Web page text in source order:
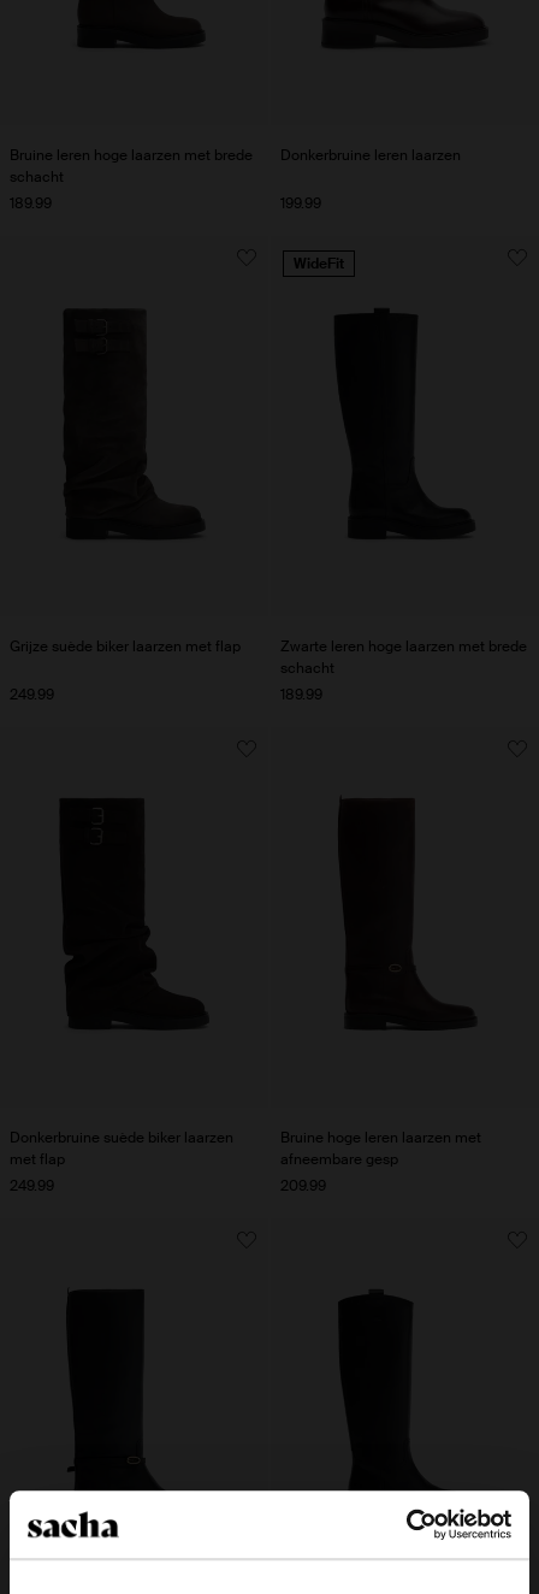
Bruine leren hoge laarzen met brede
schacht
189.99
Donkerbruine leren laarzen
199.99
Grijze suède biker laarzen met flap
249.99
Zwarte leren hoge laarzen met brede
schacht
189.99
WideFit
Donkerbruine suède biker laarzen
met flap
249.99
Bruine hoge leren laarzen met
afneembare gesp
209.99